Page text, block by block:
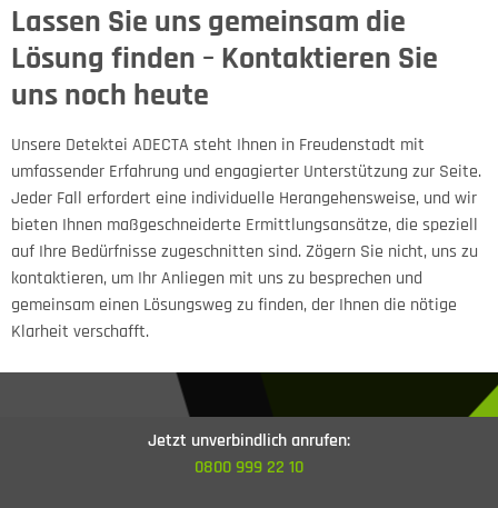
Lassen Sie uns gemeinsam die
Lösung finden – Kontaktieren Sie
uns noch heute
Unsere Detektei ADECTA steht Ihnen in Freudenstadt mit
umfassender Erfahrung und engagierter Unterstützung zur Seite.
Jeder Fall erfordert eine individuelle Herangehensweise, und wir
bieten Ihnen maßgeschneiderte Ermittlungsansätze, die speziell
auf Ihre Bedürfnisse zugeschnitten sind. Zögern Sie nicht, uns zu
kontaktieren, um Ihr Anliegen mit uns zu besprechen und
gemeinsam einen Lösungsweg zu finden, der Ihnen die nötige
Klarheit verschafft.
Unsere LeistungenJetzt unverbindlich anrufen:
0800 999 22 10